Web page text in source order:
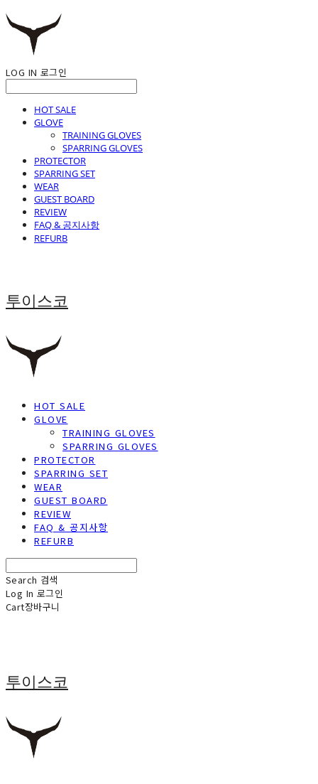
LOG IN 로그인
HOT SALE
GLOVE
TRAINING GLOVES
SPARRING GLOVES
PROTECTOR
SPARRING SET
WEAR
GUEST BOARD
REVIEW
FAQ & 공지사항
REFURB
투이스코
HOT SALE
GLOVE
TRAINING GLOVES
SPARRING GLOVES
PROTECTOR
SPARRING SET
WEAR
GUEST BOARD
REVIEW
FAQ & 공지사항
REFURB
Search 검색
Log In 로그인
Cart장바구니
투이스코